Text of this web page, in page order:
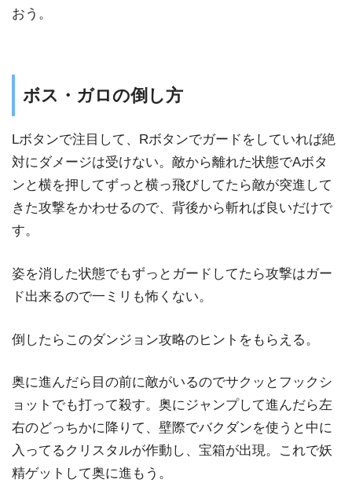
おう。
ボス・ガロの倒し方
Lボタンで注目して、Rボタンでガードをしていれば絶
対にダメージは受けない。敵から離れた状態でAボタ
ンと横を押してずっと横っ飛びしてたら敵が突進して
きた攻撃をかわせるので、背後から斬れば良いだけで
す。
姿を消した状態でもずっとガードしてたら攻撃はガー
ド出来るので一ミリも怖くない。
倒したらこのダンジョン攻略のヒントをもらえる。
奥に進んだら目の前に敵がいるのでサクッとフックシ
ョットでも打って殺す。奥にジャンプして進んだら左
右のどっちかに降りて、壁際でバクダンを使うと中に
入ってるクリスタルが作動し、宝箱が出現。これで妖
精ゲットして奥に進もう。